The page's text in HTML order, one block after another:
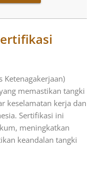
Ketenagakerjaan)
memastikan tangki
keselamatan kerja dan
Sertifikasi ini
meningkatkan
keandalan tangki